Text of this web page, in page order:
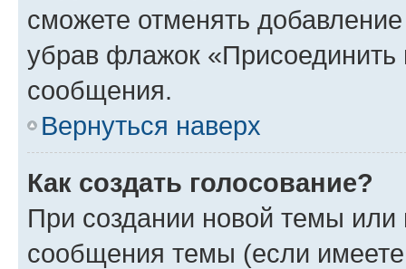
сможете отменять
убрав флажок
сообщения.
Вернуться наверх
Как создать голосование?
При создании новой темы или
сообщения темы (если